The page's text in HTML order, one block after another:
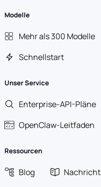
Modelle
Mehr als 300 Modelle
Schnellstart
Unser Service
Enterprise-API-Pläne
OpenClaw-Leitfaden
Ressourcen
Blog Nachricht